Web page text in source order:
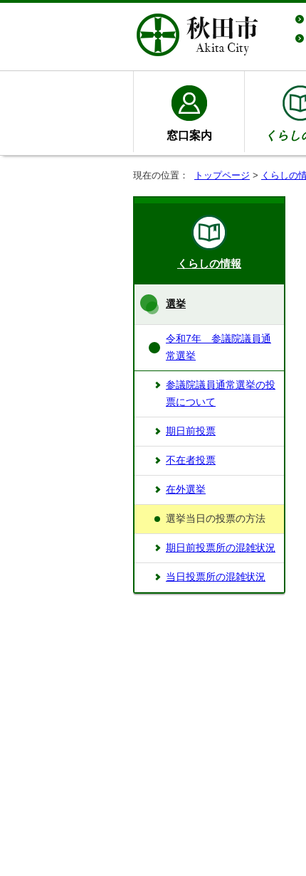
窓口案内 くらし
現在の位置： トップページ > くらしの
くらしの情報
選挙
令和7年 参議院議員通
常選挙
参議院議員通常選挙の投
票について
期日前投票
不在者投票
在外選挙
選挙当日の投票の方法
期日前投票所の混雑状況
当日投票所の混雑状況